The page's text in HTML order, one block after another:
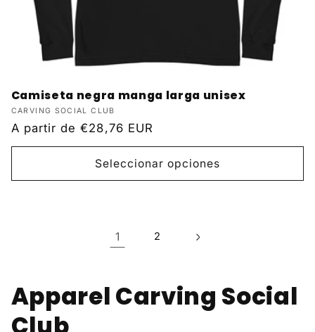
Camiseta negra manga larga unisex
Proveedor:
CARVING SOCIAL CLUB
Precio
habitual
A partir de€28,76 EUR
Seleccionar opciones
1 2
C
Apparel Carving Social